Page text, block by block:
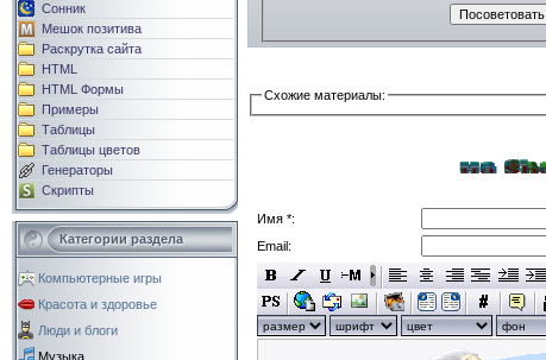
Сонник
Мешок позитива
Раскрутка сайта
HTML
HTML Формы
Примеры
Таблицы
Таблицы цветов
Генераторы
Скрипты
Категории раздела
Компьютерные игры
Красота и здоровье
Люди и блоги
Музыка
Схожие материалы:
Имя *:
Email: